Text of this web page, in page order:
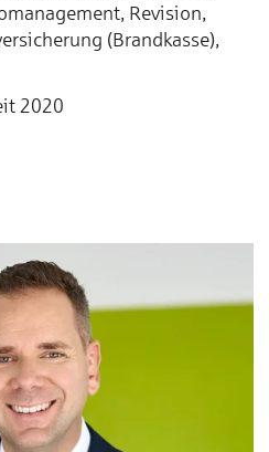
Revision,
(Brandkasse),
2020